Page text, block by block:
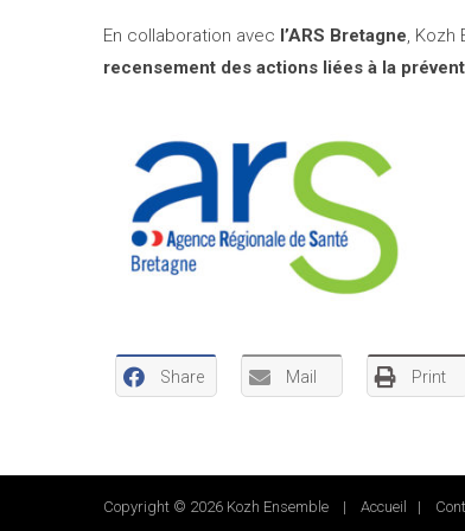
En collaboration avec l’ARS Bretagne, Kozh
recensement des actions liées à la
Share Mail Print
Copyright © 2026 Kozh Ensemble | Accueil |